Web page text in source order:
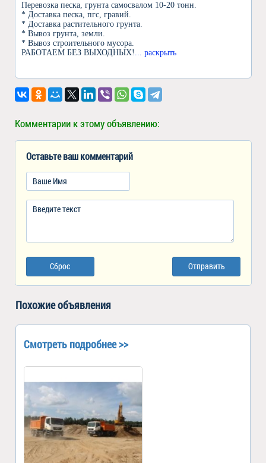
Перевозка песка, грунта самосвалом 10-20 тонн.
* Доставка песка, пгс, гравий.
* Доставка растительного грунта.
* Вывоз грунта, земли.
* Вывоз строительного мусора.
РАБОТАЕМ БЕЗ ВЫХОДНЫХ! ... раскрыть
Комментарии к этому объявлению:
Оставьте ваш комментарий
Сброс Отправить
Похожие объявления
Смотреть подробнее >>